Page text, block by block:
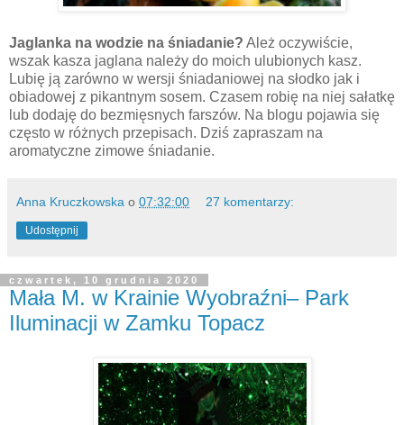
Jaglanka na wodzie na śniadanie? Ależ oczywiście,
wszak kasza jaglana należy do moich ulubionych kasz.
Lubię ją zarówno w wersji śniadaniowej na słodko jak i
obiadowej z pikantnym sosem. Czasem robię na niej sałatkę
lub dodaję do bezmięsnych farszów. Na blogu pojawia się
często w różnych przepisach. Dziś zapraszam na
aromatyczne zimowe śniadanie.
Anna Kruczkowska o 07:32:00 27 komentarzy:
Udostępnij
czwartek, 10 grudnia 2020
Mała M. w Krainie Wyobraźni– Park
Iluminacji w Zamku Topacz